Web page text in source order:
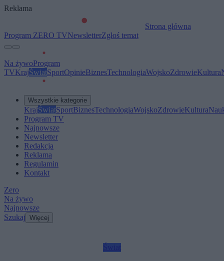
Reklama
Strona główna
Program ZERO TVNewsletterZgłoś temat
Na żywoProgram
TVKrajŚwiatSportOpinieBiznesTechnologiaWojskoZdrowieKultura
Wszystkie kategorie
KrajŚwiatSportBiznesTechnologiaWojskoZdrowieKultura
Program TV
Najnowsze
Newsletter
Redakcja
Reklama
Regulamin
Kontakt
Zero
Na żywo
Najnowsze
Szukaj Więcej